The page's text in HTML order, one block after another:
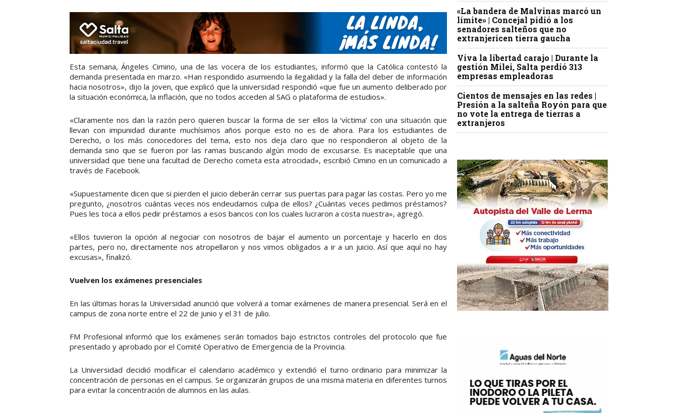
Esta semana, Ángeles Cimino, una de las vocera de los estudiantes, informó que la Católica contestó la
demanda presentada en marzo. «Han respondido asumiendo la ilegalidad y la falla del deber de información
hacia nosotros», dijo la joven, que explicó que la universidad respondió «que fue un aumento deliberado por
la situación económica, la inflación, que no todos acceden al SAG o plataforma de estudios».
«Claramente nos dan la razón pero quieren buscar la forma de ser ellos la ‘víctima’ con una situación que
llevan con impunidad durante muchísimos años porque esto no es de ahora. Para los estudiantes de
Derecho, o los más conocedores del tema, esto nos deja claro que no respondieron al objeto de la
demanda sino que se fueron por las ramas buscando algún modo de excusarse. Es inaceptable que una
universidad que tiene una facultad de Derecho cometa esta atrocidad», escribió Cimino en un comunicado a
través de Facebook.
«Supuestamente dicen que si pierden el juicio deberán cerrar sus puertas para pagar las costas. Pero yo me
pregunto, ¿nosotros cuántas veces nos endeudamos culpa de ellos? ¿Cuántas veces pedimos préstamos?
Pues les toca a ellos pedir préstamos a esos bancos con los cuales lucraron a costa nuestra», agregó.
«Ellos tuvieron la opción al negociar con nosotros de bajar el aumento un porcentaje y hacerlo en dos
partes, pero no, directamente nos atropellaron y nos vimos obligados a ir a un juicio. Así que aquí no hay
excusas», finalizó.
Vuelven los exámenes presenciales
En las últimas horas la Universidad anunció que volverá a tomar exámenes de manera presencial. Será en el
campus de zona norte entre el 22 de junio y el 31 de julio.
FM Profesional informó que los exámenes serán tomados bajo estrictos controles del protocolo que fue
presentado y aprobado por el Comité Operativo de Emergencia de la Provincia.
La Universidad decidió modificar el calendario académico y extendió el turno ordinario para minimizar la
concentración de personas en el campus. Se organizarán grupos de una misma materia en diferentes turnos
para evitar la concentración de alumnos en las aulas.
«La bandera de Malvinas marcó un
límite» | Concejal pidió a los
senadores salteños que no
extranjericen tierra gaucha
Viva la libertad carajo | Durante la
gestión Milei, Salta perdió 313
empresas empleadoras
Cientos de mensajes en las redes |
Presión a la salteña Royón para que
no vote la entrega de tierras a
extranjeros